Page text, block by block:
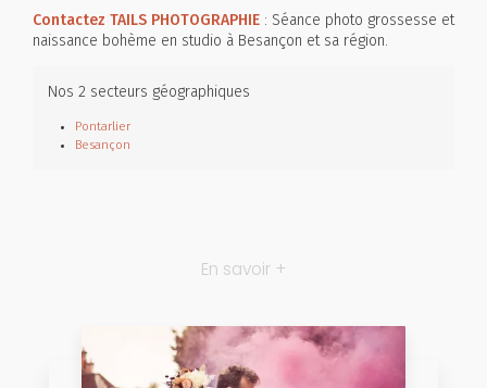
Contactez TAILS PHOTOGRAPHIE : Séance photo grossesse et
naissance bohème en studio à Besançon et sa région.
Nos 2 secteurs géographiques
Pontarlier
Besançon
En savoir +